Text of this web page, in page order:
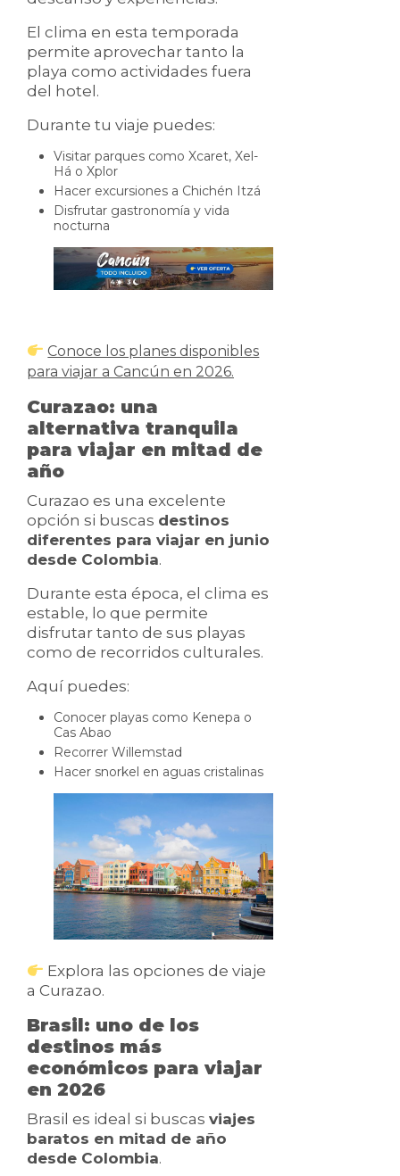
El clima en esta temporada
permite aprovechar tanto la
playa como actividades fuera
del hotel.
Durante tu viaje puedes:
Visitar parques como Xcaret, Xel-
Há o Xplor
Hacer excursiones a Chichén Itzá
Disfrutar gastronomía y vida
nocturna
Conoce los planes disponibles
para viajar a Cancún en 2026.
Curazao: una
alternativa tranquila
para viajar en mitad de
año
Curazao es una excelente
opción si buscas destinos
diferentes para viajar en junio
desde Colombia.
Durante esta época, el clima es
estable, lo que permite
disfrutar tanto de sus playas
como de recorridos culturales.
Aquí puedes:
Conocer playas como Kenepa o
Cas Abao
Recorrer Willemstad
Hacer snorkel en aguas cristalinas
Explora las opciones de viaje
a Curazao.
Brasil: uno de los
destinos más
económicos para viajar
en 2026
Brasil es ideal si buscas viajes
baratos en mitad de año
desde Colombia.